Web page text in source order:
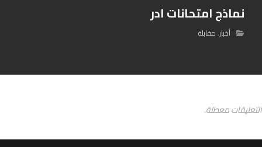
نماذج امتحانات ادر
أخبار,مقابلة
التعليقات معطلة.